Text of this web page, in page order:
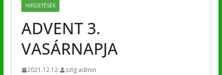
HIRDETÉSEK
ADVENT 3.
VASÁRNAPJA
2021.12.12. sztg admin